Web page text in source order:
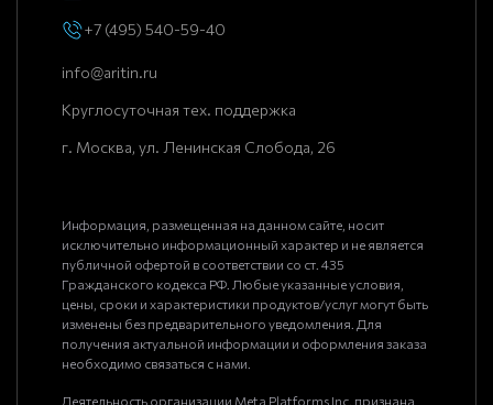
+7 (495) 540-59-40
info@aritin.ru
Круглосуточная тех. поддержка
г. Москва, ул. Ленинская Слобода, 26
Информация, размещенная на данном сайте, носит
исключительно информационный характер и не является
публичной офертой в соответствии со ст. 435
Гражданского кодекса РФ. Любые указанные условия,
цены, сроки и характеристики продуктов/услуг могут быть
изменены без предварительного уведомления. Для
получения актуальной информации и оформления заказа
необходимо связаться с нами.
Деятельность организации Meta Platforms Inc. признана